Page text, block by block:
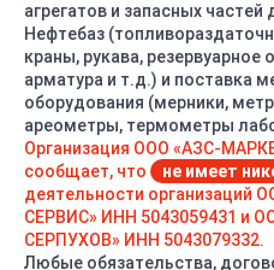
агрегатов и запасных частей
Нефтебаз
краны, рукава, резервуарное
арматура и т.д.) и поставка
оборудования (мерники,
ареометры, термометры
Организация ООО «АЗС-
сообщает, что
не имеет
деятельности организаций
СЕРВИС» ИНН 5043059431 и
СЕРПУХОВ» ИНН 5043079332.
Любые обязательства,